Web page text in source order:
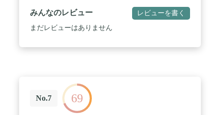
みんなのレビュー レビューを書く
まだレビューはありません
No.7 69